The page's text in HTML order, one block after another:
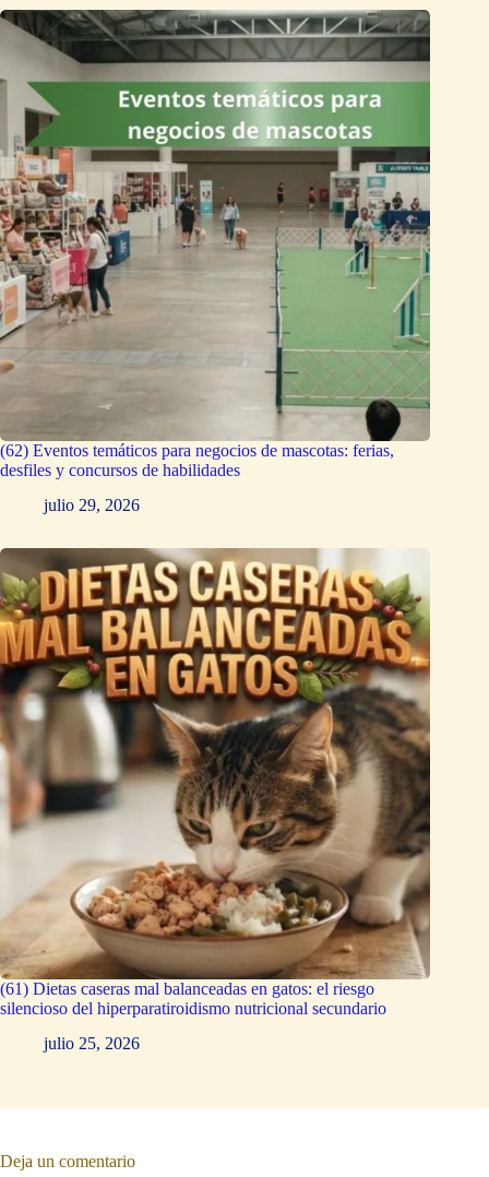
(62) Eventos temáticos para negocios de mascotas: ferias,
desfiles y concursos de habilidades
julio 29, 2026
(61) Dietas caseras mal balanceadas en gatos: el riesgo
silencioso del hiperparatiroidismo nutricional secundario
julio 25, 2026
Deja un comentario